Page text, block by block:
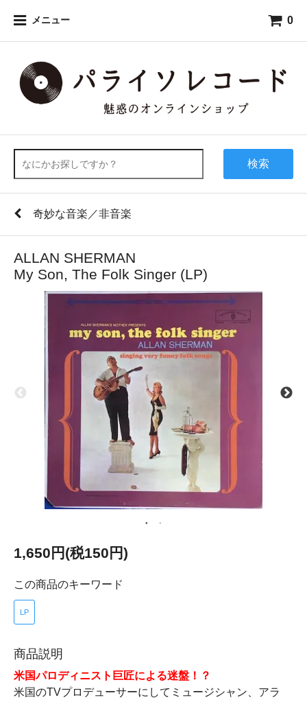
メニュー 0
検索
奇妙な音楽／非音楽
ALLAN SHERMAN
My Son, The Folk Singer (LP)
1,650円(税150円)
この商品のキーワード
LP
商品説明
米国パロディニスト巨匠による迷盤！？
米国のTVプロデューサーにしてミュージシャン、アラ